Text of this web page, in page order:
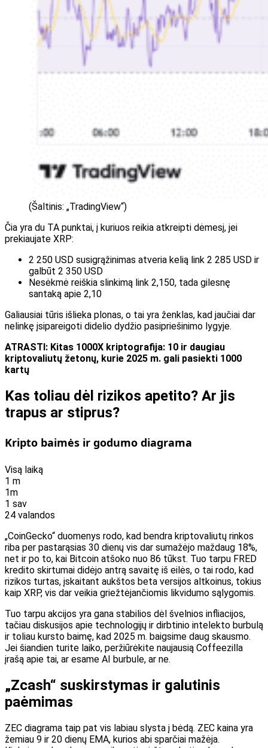
(Šaltinis: „TradingView“)
Čia yra du TA punktai, į kuriuos reikia atkreipti dėmesį, jei
prekiaujate XRP:
2 250 USD susigrąžinimas atveria kelią link 2 285 USD ir
galbūt 2 350 USD
Nesėkmė reiškia slinkimą link 2,150, tada gilesnę
santaką apie 2,10
Galiausiai tūris išlieka plonas, o tai yra ženklas, kad jaučiai dar
nelinkę įsipareigoti didelio dydžio pasipriešinimo lygyje.
ATRASTI: Kitas 1000X kriptografija: 10 ir daugiau
kriptovaliutų žetonų, kurie 2025 m. gali pasiekti 1000
kartų
Kas toliau dėl rizikos apetito? Ar jis
trapus ar stiprus?
Kripto baimės ir godumo diagrama
Visą laiką
1 m
1m
1 sav
24 valandos
„CoinGecko“ duomenys rodo, kad bendra kriptovaliutų rinkos
riba per pastarąsias 30 dienų vis dar sumažėjo maždaug 18%,
net ir po to, kai Bitcoin atšoko nuo 86 tūkst. Tuo tarpu FRED
kredito skirtumai didėjo antrą savaitę iš eilės, o tai rodo, kad
rizikos turtas, įskaitant aukštos beta versijos altkoinus, tokius
kaip XRP, vis dar veikia griežtėjančiomis likvidumo sąlygomis.
Tuo tarpu akcijos yra gana stabilios dėl švelnios infliacijos,
tačiau diskusijos apie technologijų ir dirbtinio intelekto burbulą
ir toliau kursto baimę, kad 2025 m. baigsime daug skausmo.
Jei šiandien turite laiko, peržiūrėkite naujausią Coffeezilla
įrašą apie tai, ar esame AI burbule, ar ne.
„Zcash“ suskirstymas ir galutinis
paėmimas
ZEC diagrama taip pat vis labiau slysta į bėdą. ZEC kaina yra
žemiau 9 ir 20 dienų EMA, kurios abi sparčiai mažėja.